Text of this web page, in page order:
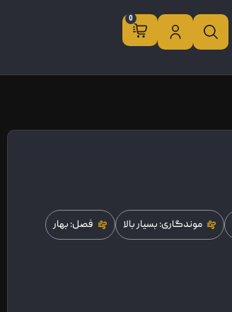
0
موندگاری: بسیار بالا فصل: بهار